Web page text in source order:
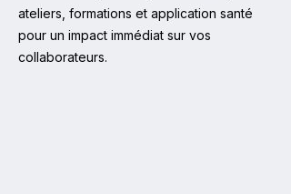
ateliers, formations et application santé
pour un impact immédiat sur vos
collaborateurs.